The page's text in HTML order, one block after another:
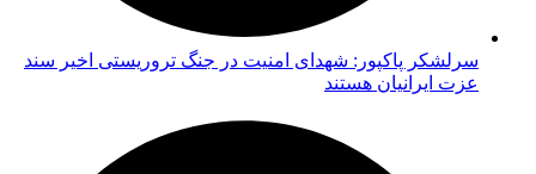
سرلشکر پاکپور: شهدای امنیت در جنگ تروریستی اخیر سند
عزت ایرانیان هستند